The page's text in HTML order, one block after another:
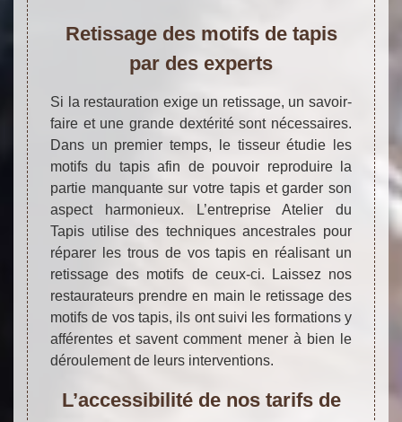
Retissage des motifs de tapis
par des experts
Si la restauration exige un retissage, un savoir-
faire et une grande dextérité sont nécessaires.
Dans un premier temps, le tisseur étudie les
motifs du tapis afin de pouvoir reproduire la
partie manquante sur votre tapis et garder son
aspect harmonieux. L’entreprise Atelier du
Tapis utilise des techniques ancestrales pour
réparer les trous de vos tapis en réalisant un
retissage des motifs de ceux-ci. Laissez nos
restaurateurs prendre en main le retissage des
motifs de vos tapis, ils ont suivi les formations y
afférentes et savent comment mener à bien le
déroulement de leurs interventions.
L’accessibilité de nos tarifs de